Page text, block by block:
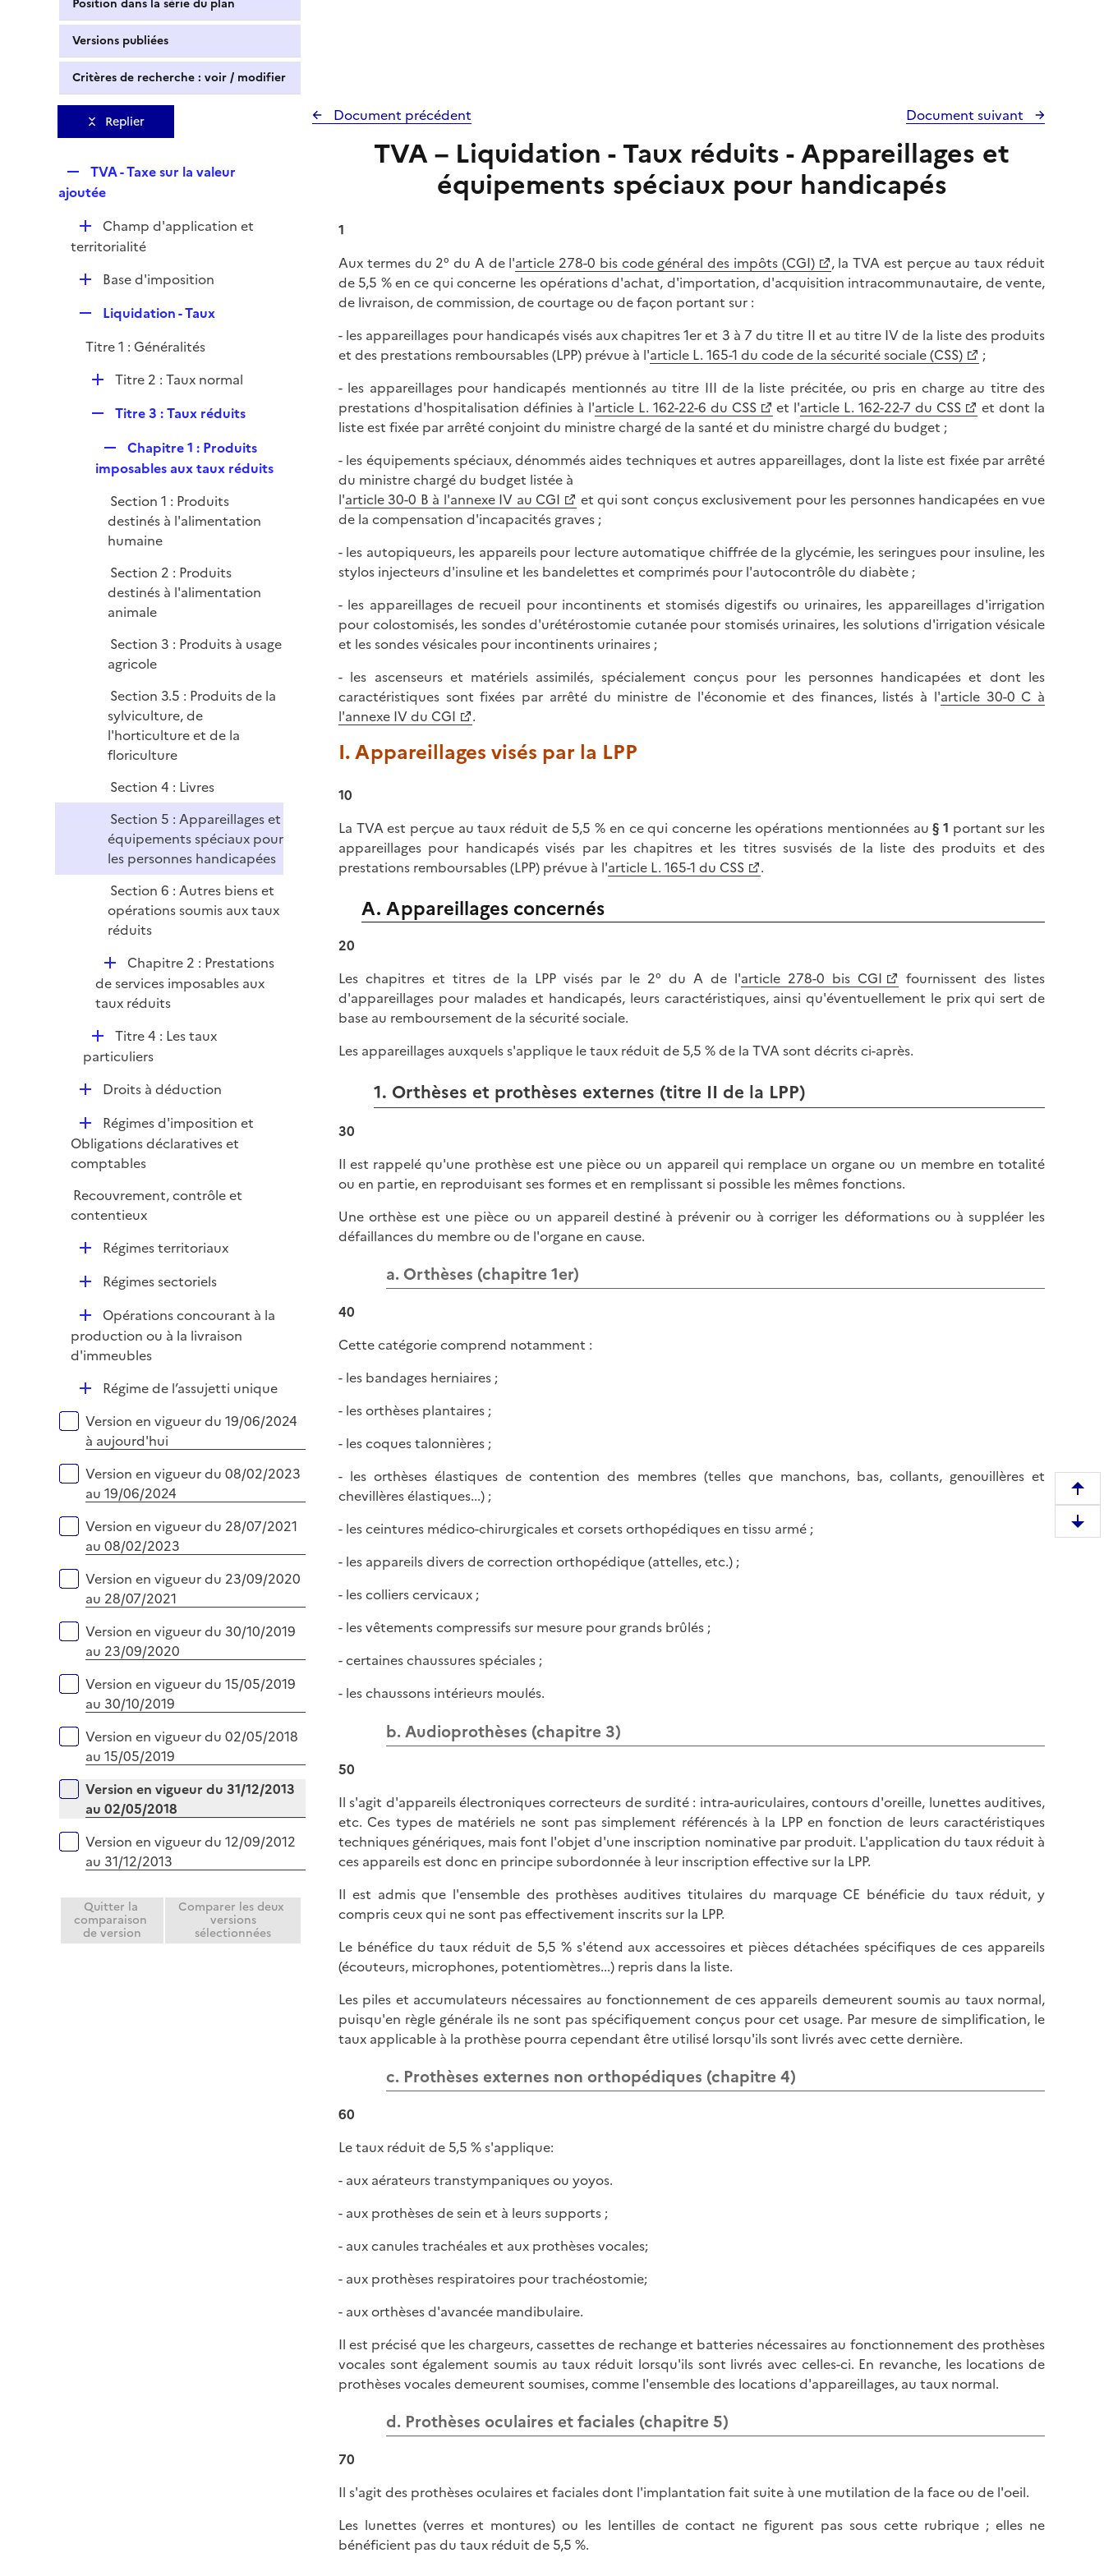
Position dans la série du plan
Versions publiées
Critères de recherche : voir / modifier
Replier
e
l
i
e
r
TVA - Taxe sur la valeur
ajoutée
D
é
r
Champ d'application et
territorialité
D
l
i
e
Base d'imposition
p
l
i
e
Liquidation - Taux
Titre 1 : Généralités
D
e
r
Titre 2 : Taux normal
p
l
e
r
Titre 3 : Taux réduits
e
l
i
e
Chapitre 1 : Produits
imposables aux taux réduits
Section 1 : Produits
destinés à l'alimentation
humaine
Section 2 : Produits
destinés à l'alimentation
animale
Section 3 : Produits à usage
agricole
Section 3.5 : Produits de la
sylviculture, de
l'horticulture et de la
floriculture
Section 4 : Livres
Section 5 : Appareillages et
équipements spéciaux pour
les personnes handicapées
Section 6 : Autres biens et
opérations soumis aux taux
réduits
D
é
p
i
e
Chapitre 2 : Prestations
de services imposables aux
taux réduits
D
é
l
i
e
r
Titre 4 : Les taux
particuliers
D
l
i
r
Droits à déduction
D
é
p
i
e
Régimes d'imposition et
Obligations déclaratives et
comptables
Recouvrement, contrôle et
contentieux
D
e
r
Régimes territoriaux
D
l
i
Régimes sectoriels
D
é
p
e
r
Opérations concourant à la
production ou à la livraison
d'immeubles
D
p
l
i
r
Régime de l’assujetti unique
Versions sur la période
Version en vigueur du 19/06/2024
à aujourd'hui
Version en vigueur du 08/02/2023
au 19/06/2024
Version en vigueur du 28/07/2021
au 08/02/2023
Version en vigueur du 23/09/2020
au 28/07/2021
Version en vigueur du 30/10/2019
au 23/09/2020
Version en vigueur du 15/05/2019
au 30/10/2019
Version en vigueur du 02/05/2018
au 15/05/2019
Version en vigueur du 31/12/2013
au 02/05/2018
Version en vigueur du 12/09/2012
au 31/12/2013
Quitter la
comparaison
de version
Comparer les deux
versions
sélectionnées
Document précédent Document suivant
TVA – Liquidation - Taux réduits - Appareillages et
équipements spéciaux pour handicapés
1
Aux termes du 2° du A de l'article 278-0 bis code général des impôts (CGI)
, la TVA est perçue au taux réduit
de 5,5 % en ce qui concerne les opérations d'achat, d'importation, d'acquisition intracommunautaire, de vente,
de livraison, de commission, de courtage ou de façon portant sur :
- les appareillages pour handicapés visés aux chapitres 1er et 3 à 7 du titre II et au titre IV de la liste des produits
et des prestations remboursables (LPP) prévue à l'article L. 165-1 du code de la sécurité sociale (CSS)
;
- les appareillages pour handicapés mentionnés au titre III de la liste précitée, ou pris en charge au titre des
prestations d'hospitalisation définies à l'article L. 162-22-6 du CSS et l'article L. 162-22-7 du CSS
et dont la
liste est fixée par arrêté conjoint du ministre chargé de la santé et du ministre chargé du budget ;
- les équipements spéciaux, dénommés aides techniques et autres appareillages, dont la liste est fixée par arrêté
du ministre chargé du budget listée à
l'article 30-0 B à l'annexe IV au CGI
et qui sont conçus exclusivement pour les personnes handicapées en vue
de la compensation d'incapacités graves ;
- les autopiqueurs, les appareils pour lecture automatique chiffrée de la glycémie, les seringues pour insuline, les
stylos injecteurs d'insuline et les bandelettes et comprimés pour l'autocontrôle du diabète ;
- les appareillages de recueil pour incontinents et stomisés digestifs ou urinaires, les appareillages d'irrigation
pour colostomisés, les sondes d'urétérostomie cutanée pour stomisés urinaires, les solutions d'irrigation vésicale
et les sondes vésicales pour incontinents urinaires ;
- les ascenseurs et matériels assimilés, spécialement conçus pour les personnes handicapées et dont les
caractéristiques sont fixées par arrêté du ministre de l'économie et des finances, listés à l'article 30-0 C à
l'annexe IV du CGI
.
I. Appareillages visés par la LPP
10
La TVA est perçue au taux réduit de 5,5 % en ce qui concerne les opérations mentionnées au§ 1 portant sur les
appareillages pour handicapés visés par les chapitres et les titres susvisés de la liste des produits et des
prestations remboursables (LPP) prévue à l'article L. 165-1 du CSS .
A. Appareillages concernés
20
Les chapitres et titres de la LPP visés par le 2° du A de l'article 278-0 bis CGI
fournissent des listes
d'appareillages pour malades et handicapés, leurs caractéristiques, ainsi qu'éventuellement le prix qui sert de
base au remboursement de la sécurité sociale.
Les appareillages auxquels s'applique le taux réduit de 5,5 % de la TVA sont décrits ci-après.
1. Orthèses et prothèses externes (titre II de la LPP)
30
Il est rappelé qu'une prothèse est une pièce ou un appareil qui remplace un organe ou un membre en totalité
ou en partie, en reproduisant ses formes et en remplissant si possible les mêmes fonctions.
Une orthèse est une pièce ou un appareil destiné à prévenir ou à corriger les déformations ou à suppléer les
défaillances du membre ou de l'organe en cause.
a. Orthèses (chapitre 1er)
40
Cette catégorie comprend notamment :
- les bandages herniaires ;
- les orthèses plantaires ;
- les coques talonnières ;
- les orthèses élastiques de contention des membres (telles que manchons, bas, collants, genouillères et
chevillères élastiques...) ;
- les ceintures médico-chirurgicales et corsets orthopédiques en tissu armé ;
- les appareils divers de correction orthopédique (attelles, etc.) ;
- les colliers cervicaux ;
- les vêtements compressifs sur mesure pour grands brûlés ;
- certaines chaussures spéciales ;
- les chaussons intérieurs moulés.
b. Audioprothèses (chapitre 3)
50
Il s'agit d'appareils électroniques correcteurs de surdité : intra-auriculaires, contours d'oreille, lunettes auditives,
etc. Ces types de matériels ne sont pas simplement référencés à la LPP en fonction de leurs caractéristiques
techniques génériques, mais font l'objet d'une inscription nominative par produit. L'application du taux réduit à
ces appareils est donc en principe subordonnée à leur inscription effective sur la LPP.
Il est admis que l'ensemble des prothèses auditives titulaires du marquage CE bénéficie du taux réduit, y
compris ceux qui ne sont pas effectivement inscrits sur la LPP.
Le bénéfice du taux réduit de 5,5 % s'étend aux accessoires et pièces détachées spécifiques de ces appareils
(écouteurs, microphones, potentiomètres...) repris dans la liste.
Les piles et accumulateurs nécessaires au fonctionnement de ces appareils demeurent soumis au taux normal,
puisqu'en règle générale ils ne sont pas spécifiquement conçus pour cet usage. Par mesure de simplification, le
taux applicable à la prothèse pourra cependant être utilisé lorsqu'ils sont livrés avec cette dernière.
c. Prothèses externes non orthopédiques (chapitre 4)
60
Le taux réduit de 5,5 % s'applique:
- aux aérateurs transtympaniques ou yoyos.
- aux prothèses de sein et à leurs supports ;
- aux canules trachéales et aux prothèses vocales;
- aux prothèses respiratoires pour trachéostomie;
- aux orthèses d'avancée mandibulaire.
Il est précisé que les chargeurs, cassettes de rechange et batteries nécessaires au fonctionnement des prothèses
vocales sont également soumis au taux réduit lorsqu'ils sont livrés avec celles-ci. En revanche, les locations de
prothèses vocales demeurent soumises, comme l'ensemble des locations d'appareillages, au taux normal.
d. Prothèses oculaires et faciales (chapitre 5)
70
Il s'agit des prothèses oculaires et faciales dont l'implantation fait suite à une mutilation de la face ou de l'oeil.
Les lunettes (verres et montures) ou les lentilles de contact ne figurent pas sous cette rubrique ; elles ne
bénéficient pas du taux réduit de 5,5 %.
e
m
D